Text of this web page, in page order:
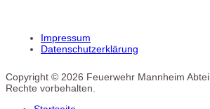
Impressum
Datenschutzerklärung
Copyright © 2026 Feuerwehr Mannheim
Rechte vorbehalten.